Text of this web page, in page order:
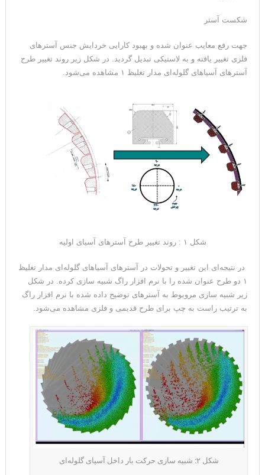
شکست آستر
جهت رفع معایب عنوان شده و بهبود کارایی خردایش جنس آسترهای
فلزی تغییر یافته و به لاستیکی تبدیل گردید. در شکل زیر روند تغییر طرح
آسترهای آسیاهای گلوله‌ای مدار تغلیظ ۱ مشاهده می‌شود.
شکل ۱ : روند تغییر طرح آسترهای آسیای اولیه
در نتیجه‌ای این تغییر و تحولات در آسترهای آسیاهای گلوله‌ای مدار تغلیظ
۱ دو طرح عنوان شده را با نرم افزار راگ شبیه سازی کرده. در شکل
زیر شبیه سازی مروبوط به آسترهای توضیح داده شده با نرم افزار راگ
به ترتیب راست به چپ برای طرح قدیمی و فلزی مشاهده می‌شود.
شکل ۲: شبیه سازی حرکت بار داخل آسیای گلوله‌ای